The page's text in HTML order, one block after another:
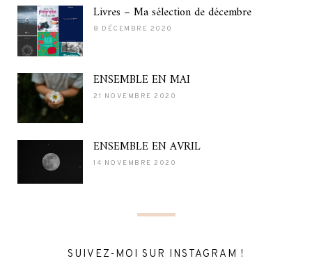
Livres – Ma sélection de décembre
8 DÉCEMBRE 2020
ENSEMBLE EN MAI
21 NOVEMBRE 2020
ENSEMBLE EN AVRIL
14 NOVEMBRE 2020
SUIVEZ-MOI SUR INSTAGRAM !